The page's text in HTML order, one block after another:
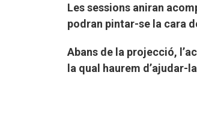
Les sessions aniran
podran pintar-se la cara
Abans de la projecció,
la qual haurem d’ajudar-